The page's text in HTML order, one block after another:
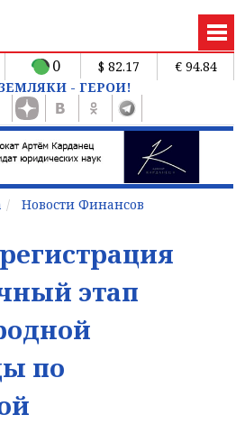
0 $ 82.17
€ 94.84
- ГЕРОИ!
Новости Финансов
этап
по